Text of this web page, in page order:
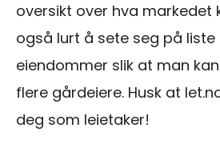
oversikt over hva markedet
også lurt å sete seg på
eiendommer slik at man
flere gårdeiere. Husk at
deg som leietaker!